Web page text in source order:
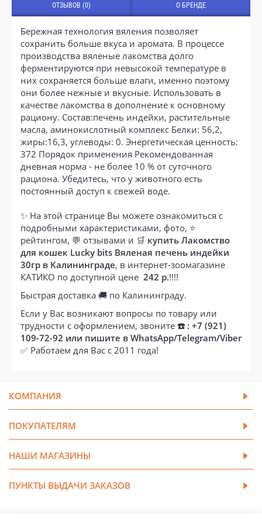
ОТЗЫВОВ (0) О БРЕНДЕ
Бережная технология вяления позволяет
сохранить больше вкуса и аромата. В процессе
производства вяленые лакомства долго
ферментируются при невысокой температуре в
них сохраняется больше влаги, именно поэтому
они более нежные и вкусные. Использовать в
качестве лакомства в дополнение к основному
рациону. Состав:печень индейки, растительные
масла, аминокислотный комплекс Белки: 56,2,
жиры:16,3, углеводы: 0. Энергетическая ценность:
372 Порядок применения Рекомендованная
дневная норма - не более 10 % от суточного
рациона. Убедитесь, что у животного есть
постоянный доступ к свежей воде.
✨ На этой странице Вы можете ознакомиться с
подробными характеристиками, фото, ⭐
рейтингом, 💬 отзывами и 🛒 купить Лакомство
для кошек Lucky bits Вяленая печень индейки
30гр в Калининграде, в интернет-зоомагазине
КАТИКО по доступной цене 242 р.!!!!
Быстрая доставка 🚚 по Калининграду.
Если у Вас возникают вопросы по товару или
трудности с оформлением, звоните ☎️ : +7 (921)
109-72-92 или пишите в WhatsApp/Telegram/Viber
✅ Работаем для Вас с 2011 года!
КОМПАНИЯ
ПОКУПАТЕЛЯМ
НАШИ МАГАЗИНЫ
ПУНКТЫ ВЫДАЧИ ЗАКАЗОВ